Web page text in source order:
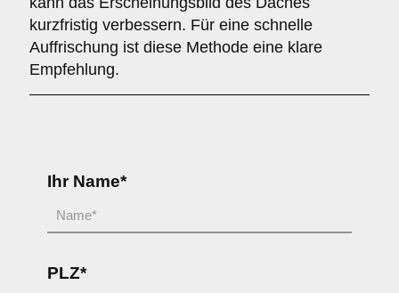
kurzfristig verbessern. Für eine schnelle
Auffrischung ist diese Methode eine klare
Empfehlung.
Ihr Name*
PLZ*